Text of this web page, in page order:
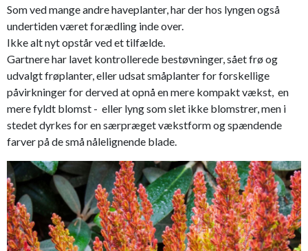
Som ved mange andre haveplanter, har der hos lyngen også
undertiden været forædling inde over.
Ikke alt nyt opstår ved et tilfælde.
Gartnere har lavet kontrollerede bestøvninger, sået frø og
udvalgt frøplanter, eller udsat småplanter for forskellige
påvirkninger for derved at opnå en mere kompakt vækst, en
mere fyldt blomst - eller lyng som slet ikke blomstrer, men i
stedet dyrkes for en særpræget vækstform og spændende
farver på de små nålelignende blade.